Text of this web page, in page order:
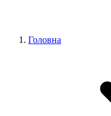
Головна